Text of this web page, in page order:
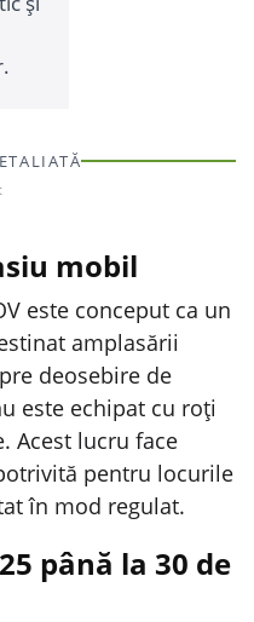
mobil
este conceput ca un
amplasării
deosebire de
este echipat cu roți
Acest lucru face
pentru locurile
în mod regulat.
până la 30 de